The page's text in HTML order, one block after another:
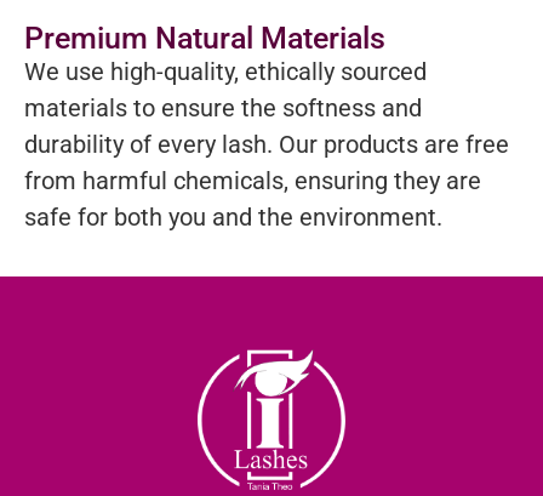
Premium Natural Materials
We use high-quality, ethically sourced
materials to ensure the softness and
durability of every lash. Our products are free
from harmful chemicals, ensuring they are
safe for both you and the environment.